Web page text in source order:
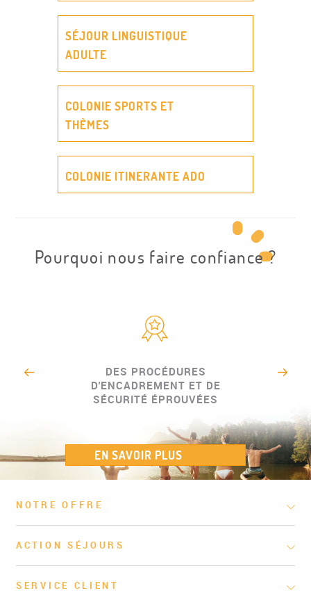
SÉJOUR LINGUISTIQUE
ADULTE
COLONIE SPORTS ET
THÈMES
COLONIE ITINERANTE ADO
Pourquoi nous faire confiance ?
DES PROCÉDURES
D'ENCADREMENT ET DE
SÉCURITÉ ÉPROUVÉES
EN SAVOIR PLUS
NOTRE OFFRE
ACTION SÉJOURS
SERVICE CLIENT